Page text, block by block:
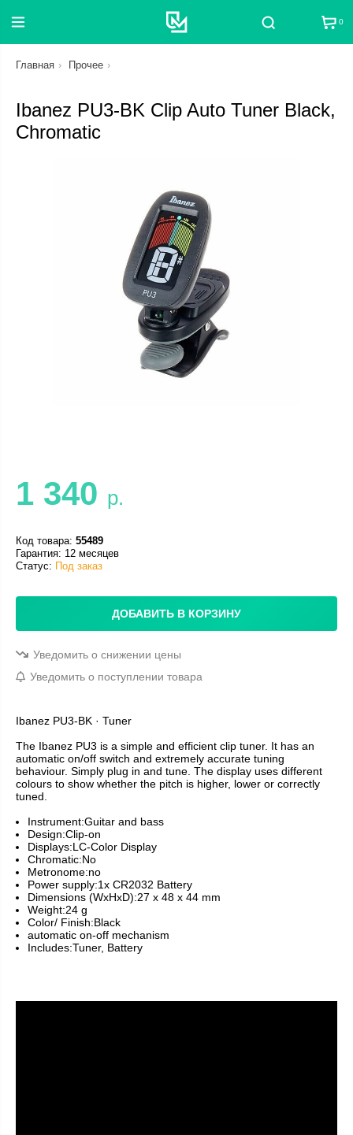
Поиск 0
Главная Прочее
Ibanez PU3-BK Clip Auto Tuner Black,
Chromatic
1 340 р.
Код товара: 55489
Гарантия: 12 месяцев
Статус: Под заказ
ДОБАВИТЬ В КОРЗИНУ
Уведомить о снижении цены
Уведомить о поступлении товара
Ibanez PU3-BK · Tuner
The Ibanez PU3 is a simple and efficient clip tuner. It has an
automatic on/off switch and extremely accurate tuning
behaviour. Simply plug in and tune. The display uses different
colours to show whether the pitch is higher, lower or correctly
tuned.
Instrument:Guitar and bass
Design:Clip-on
Displays:LC-Color Display
Chromatic:No
Metronome:no
Power supply:1x CR2032 Battery
Dimensions (WxHxD):27 x 48 x 44 mm
Weight:24 g
Color/ Finish:Black
automatic on-off mechanism
Includes:Tuner, Battery